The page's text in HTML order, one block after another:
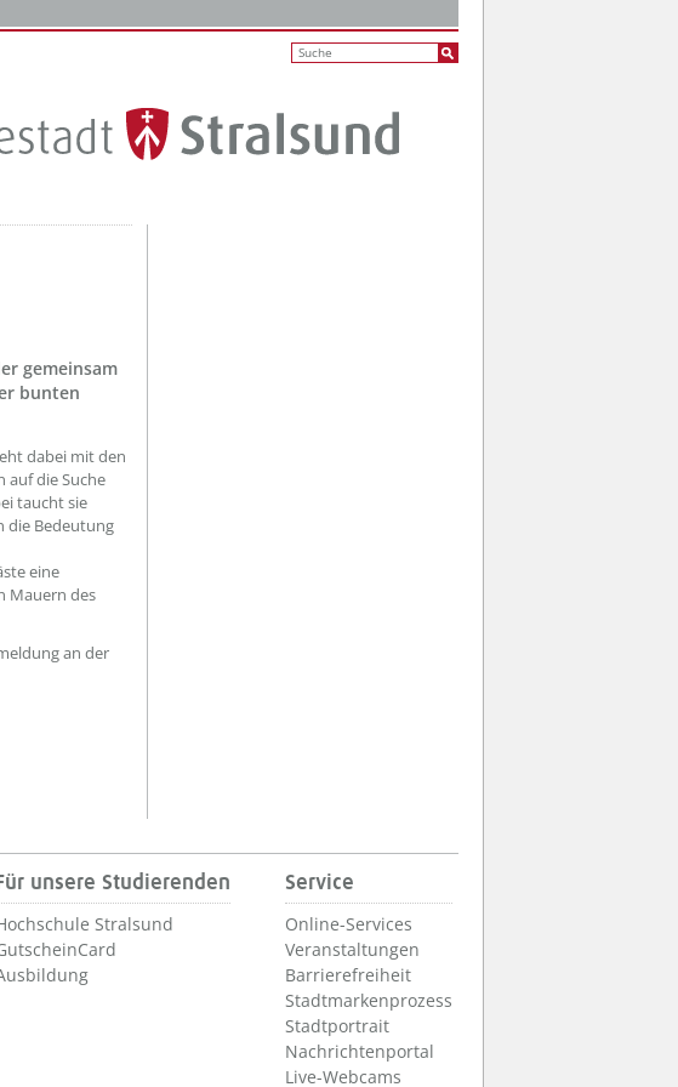
gemeinsam
bunten
dabei mit den
auf die Suche
taucht sie
die Bedeutung
eine
Mauern des
an der
Für unsere Studierenden
Stralsund
Service
Online-Services
Veranstaltungen
Barrierefreiheit
Stadtmarkenprozess
Stadtportrait
Nachrichtenportal
Live-Webcams